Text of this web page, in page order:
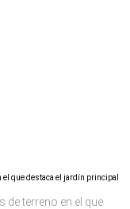
de terreno en el que